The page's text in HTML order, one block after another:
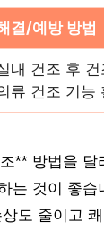
결/예방 방법
내 건조 후
류 건조 기능
** 방법을 달
는 것이 좋습
도 줄이고